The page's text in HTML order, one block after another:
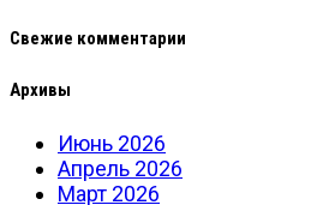
Свежие комментарии
Архивы
Июнь 2026
Апрель 2026
Март 2026